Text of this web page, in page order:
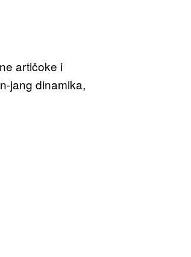
artičoke i
jang dinamika,